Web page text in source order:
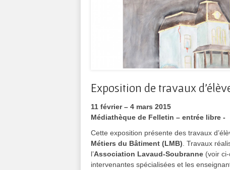
Exposition de travaux
11 février – 4 mars 2015
Médiathèque de Felletin – entrée libre -
Cette exposition présente des travaux
Métiers du Bâtiment (LMB) . Travaux
l’Association Lavaud-Soubranne (voir
intervenantes spécialisées et les